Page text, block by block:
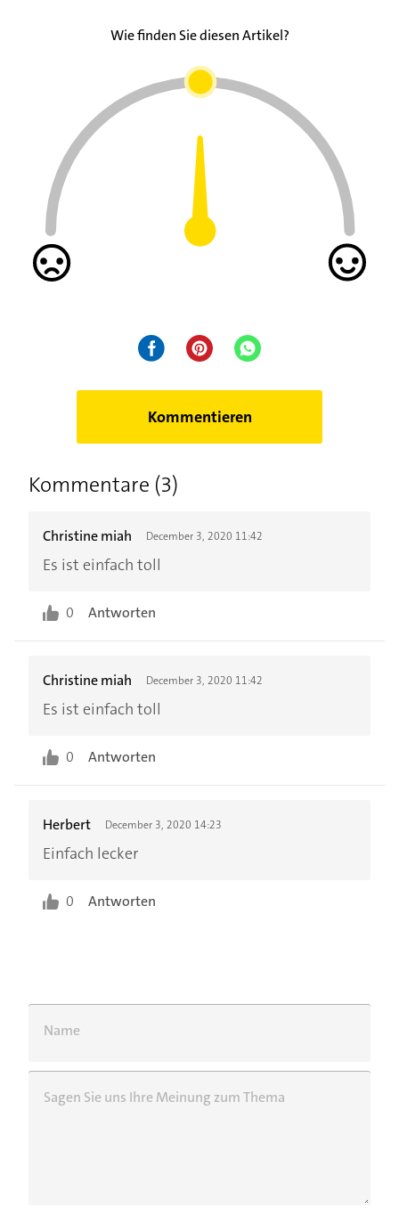
Wie finden Sie diesen Artikel?
Kommentieren
Kommentare (3)
Christine miah December 3, 2020 11:42
Es ist einfach toll
0 Antworten
Christine miah December 3, 2020 11:42
Es ist einfach toll
0 Antworten
Herbert December 3, 2020 14:23
Einfach lecker
0 Antworten
Name
Sagen Sie uns Ihre Meinung zum Thema